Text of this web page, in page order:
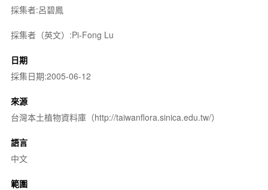
採集者:呂碧鳳
採集者（英文）:Pi-Fong Lu
日期
採集日期:2005-06-12
來源
台灣本土植物資料庫（http://taiwanflora.sinica.edu.tw/）
語言
中文
範圍